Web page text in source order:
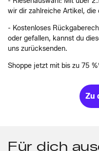
wir dir zahlreiche Artikel,
- Kostenloses
oder gefallen, kannst du
uns zurücksenden.
Shoppe jetzt mit bis zu 75
Zu
Für dich